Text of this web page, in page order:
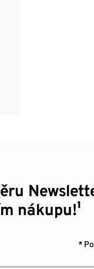
nákupu!¹
*